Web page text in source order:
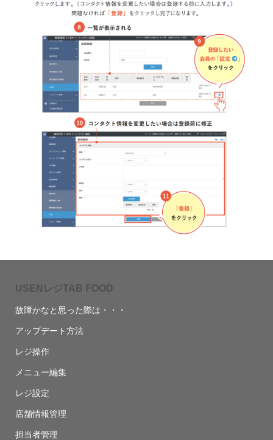
USENレジTAB FOOD
故障かなと思った際は・・・
アップデート方法
レジ操作
メニュー編集
レジ設定
店舗情報管理
担当者管理